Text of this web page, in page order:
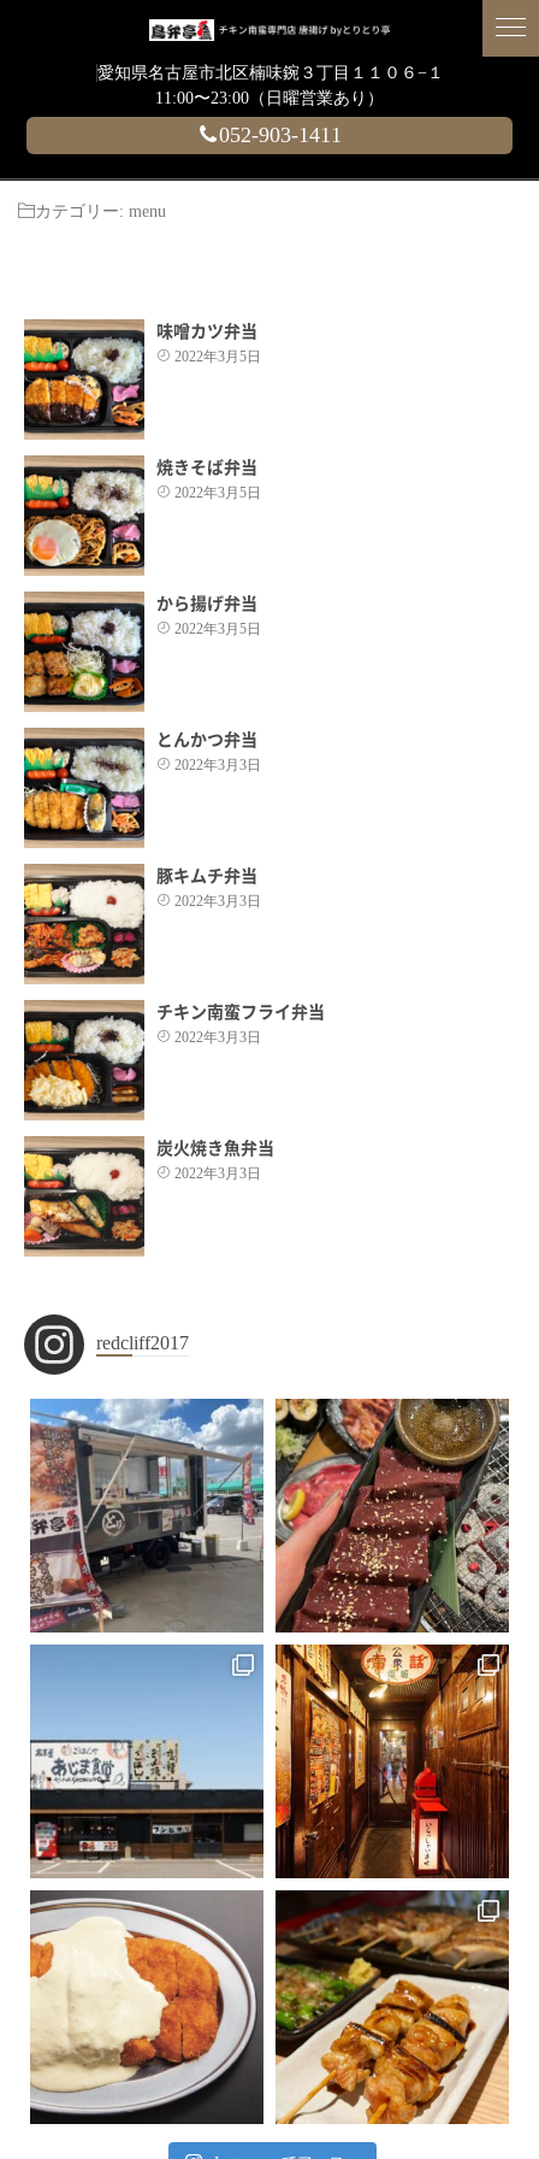
愛知県名古屋市北区楠味鋺３丁目１１０６−１
11:00〜23:00（日曜営業あり）
052-903-1411
カテゴリー: menu
味噌カツ弁当
2022年3月5日
焼きそば弁当
2022年3月5日
から揚げ弁当
2022年3月5日
とんかつ弁当
2022年3月3日
豚キムチ弁当
2022年3月3日
チキン南蛮フライ弁当
2022年3月3日
炭火焼き魚弁当
2022年3月3日
redcliff2017